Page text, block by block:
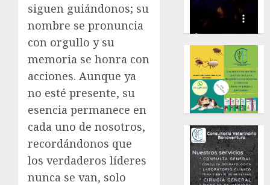
siguen guiándonos; su
nombre se pronuncia
con orgullo y su
memoria se honra con
acciones. Aunque ya
no esté presente, su
esencia permanece en
cada uno de nosotros,
recordándonos que
los verdaderos líderes
nunca se van, solo